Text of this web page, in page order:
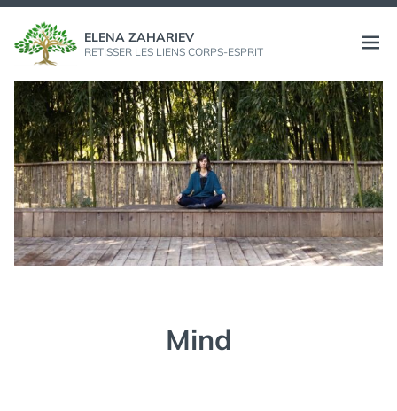
Aller
contenu
ELENA ZAHARIEV
RETISSER LES LIENS CORPS-ESPRIT
menu
Mind